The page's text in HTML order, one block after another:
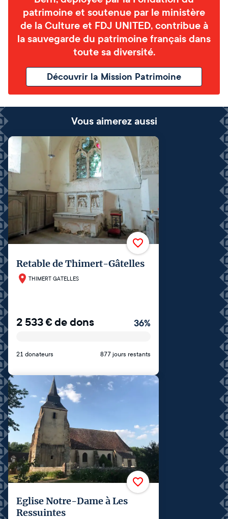
patrimoine et soutenue par le ministère
de la Culture et FDJ UNITED, contribue à
la sauvegarde du patrimoine français dans
toute sa diversité.
Découvrir la Mission Patrimoine
Vous aimerez aussi
Retable de Thimert-Gâtelles
THIMERT GATELLES
2 533€de dons 36%
21 donateurs 877 jours restants
Eglise Notre-Dame à Les
Ressuintes